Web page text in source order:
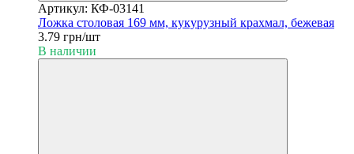
Артикул: КФ-03141
Ложка столовая 169 мм, кукурузный крахмал, бежевая
3.79 грн/шт
В наличии